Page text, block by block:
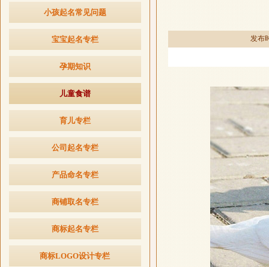
小孩起名常见问题
宝宝起名专栏
孕期知识
儿童食谱
育儿专栏
公司起名专栏
产品命名专栏
商铺取名专栏
商标起名专栏
商标LOGO设计专栏
发布